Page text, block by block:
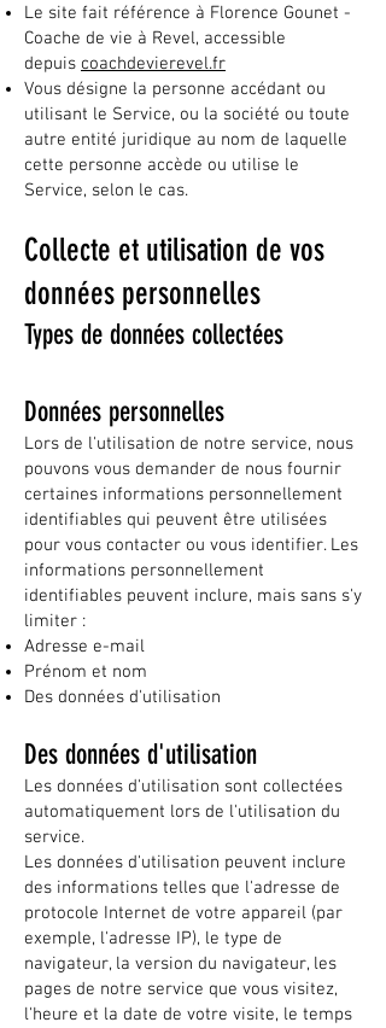
Le site fait référence à Florence Gounet -
Coache de vie à Revel, accessible
depuis coachdevierevel.fr
Vous désigne la personne accédant ou
utilisant le Service, ou la société ou toute
autre entité juridique au nom de laquelle
cette personne accède ou utilise le
Service, selon le cas.
Collecte et utilisation de vos
données personnelles
Types de données collectées
Données personnelles
Lors de l'utilisation de notre service, nous
pouvons vous demander de nous fournir
certaines informations personnellement
identifiables qui peuvent être utilisées
pour vous contacter ou vous identifier. Les
informations personnellement
identifiables peuvent inclure, mais sans s'y
limiter :
Adresse e-mail
Prénom et nom
Des données d'utilisation
Des données d'utilisation
Les données d'utilisation sont collectées
automatiquement lors de l'utilisation du
service.
Les données d'utilisation peuvent inclure
des informations telles que l'adresse de
protocole Internet de votre appareil (par
exemple, l'adresse IP), le type de
navigateur, la version du navigateur, les
pages de notre service que vous visitez,
l'heure et la date de votre visite, le temps